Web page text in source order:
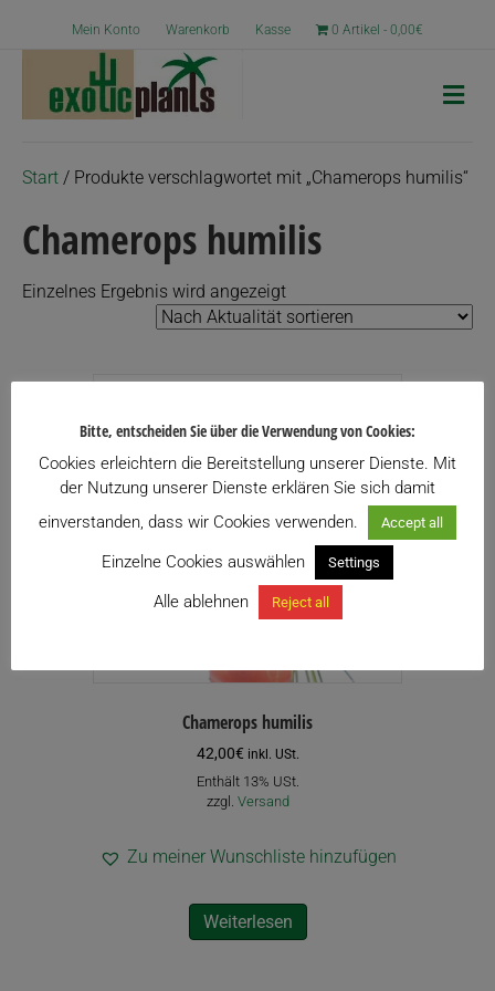
Mein Konto Warenkorb Kasse 0 Artikel 0,00€
N
a
g
Start / Produkte verschlagwortet mit „Chamerops humilis“
Chamerops humilis
Einzelnes Ergebnis wird angezeigt
Chamerops humilis
42,00€ inkl. USt.
Enthält 13% USt.
zzgl. Versand
Zu meiner Wunschliste hinzufügen
Weiterlesen
Bitte, entscheiden Sie über die Verwendung von Cookies:
Cookies erleichtern die Bereitstellung unserer Dienste. Mit
der Nutzung unserer Dienste erklären Sie sich damit
einverstanden, dass wir Cookies verwenden.
Accept all
Einzelne Cookies auswählen Settings
Alle ablehnen Reject all